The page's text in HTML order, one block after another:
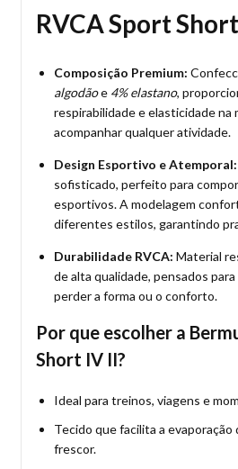
RVCA Sport
Composição Premium:
algodãoe 4% elastano,
respirabilidade e elasticidade na
acompanhar qualquer atividade.
Design Esportivo e Atemporal:
sofisticado, perfeito para
esportivos. A modelagem
diferentes estilos, garantindo
Durabilidade RVCA: Material
de alta qualidade, pensados
perder a forma ou o conforto.
Por que escolher a
Short IV II?
Ideal para treinos, viagens e
Tecido que facilita a evaporação
frescor.